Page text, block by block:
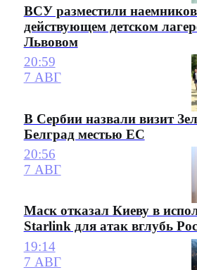
ВСУ разместили
действующем детском
Львовом
20:59
7 АВГ
В Сербии назвали визит
Белград местью ЕС
20:56
7 АВГ
Маск отказал Киеву в
Starlink для атак вглубь
19:14
7 АВГ